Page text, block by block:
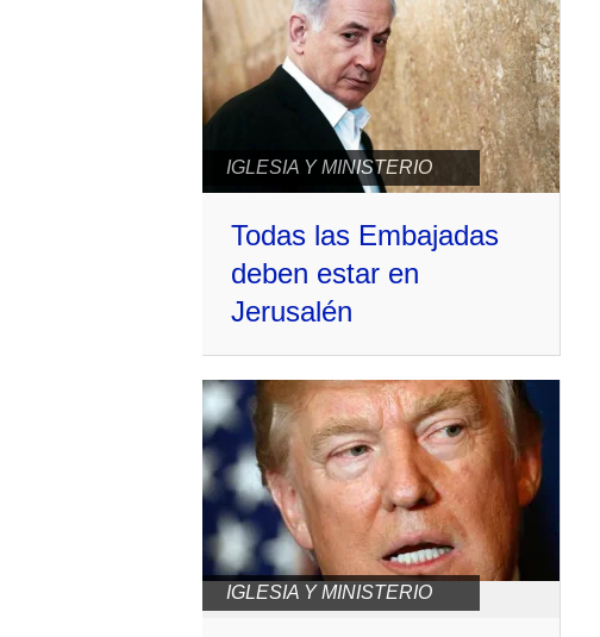
IGLESIA Y MINISTERIO
Todas las Embajadas
deben estar en
Jerusalén
IGLESIA Y MINISTERIO